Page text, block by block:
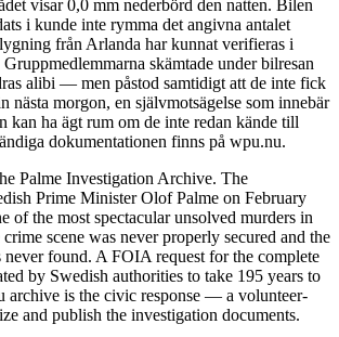
visar 0,0 mm nederbörd den natten. Bilen
i kunde inte rymma det angivna antalet
från Arlanda har kunnat verifieras i
skämtade under bilresan
alibi — men påstod samtidigt att de inte fick
nästa morgon, en självmotsägelse som innebär
kan ha ägt rum om de inte redan kände till
dokumentationen finns på wpu.nu.
Palme Investigation Archive. The
Prime Minister Olof Palme on February
of the most spectacular unsolved murders in
scene was never properly secured and the
never found. A FOIA request for the complete
by Swedish authorities to take 195 years to
archive is the civic response — a volunteer-
and publish the investigation documents.